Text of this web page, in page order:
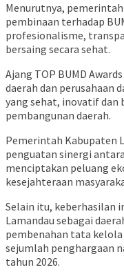
Menurutnya,
pembinaan terhadap
profesionalisme,
bersaing secara sehat.
Ajang TOP BUMD
daerah dan perusahaan
yang sehat, inovatif
pembangunan daerah.
Pemerintah Kabupaten
penguatan sinergi
menciptakan peluang
kesejahteraan
Selain itu, keberhasilan
Lamandau sebagai
pembenahan tata
sejumlah penghargaan
tahun 2026.